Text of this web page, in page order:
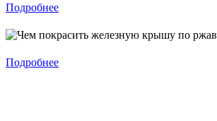
Подробнее
Подробнее